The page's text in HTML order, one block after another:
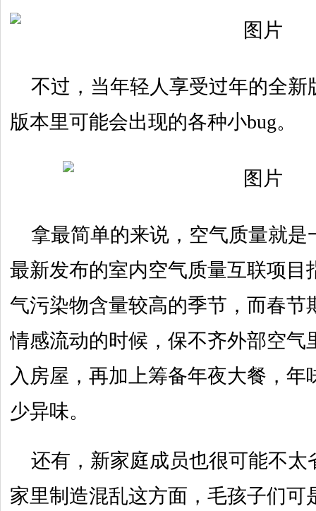
不过，当年轻人享受过年的全新
版本里可能会出现的各种小bug。
拿最简单的来说，空气质量就是
最新发布的室内空气质量互联项目
气污染物含量较高的季节，而春节
情感流动的时候，保不齐外部空气
入房屋，再加上筹备年夜大餐，年
少异味。
还有，新家庭成员也很可能不太
家里制造混乱这方面，毛孩子们可